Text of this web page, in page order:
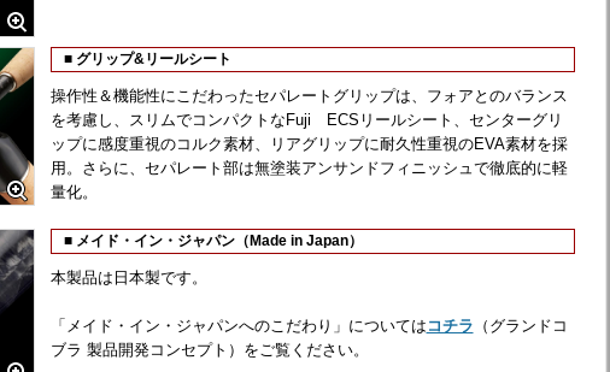
■ グリップ&リールシート
操作性＆機能性にこだわったセパレートグリップは、フォアとのバランス
を考慮し、スリムでコンパクトなFuji ECSリールシート、センターグリ
ップに感度重視のコルク素材、リアグリップに耐久性重視のEVA素材を採
用。さらに、セパレート部は無塗装アンサンドフィニッシュで徹底的に軽
量化。
■ メイド・イン・ジャパン（Made in Japan）
本製品は日本製です。
「メイド・イン・ジャパンへのこだわり」については コチラ （グランドコ
ブラ 製品開発コンセプト）をご覧ください。